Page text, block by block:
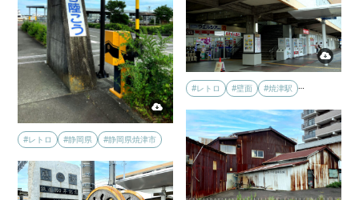
#レトロ #静岡県 #静岡県焼津市
#レトロ #壁面 #焼津駅 …